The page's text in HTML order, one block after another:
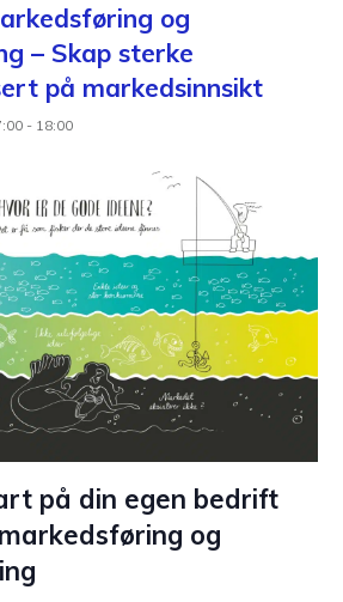
og
– Skap sterke
på markedsinnsikt
- 18:00
på din egen bedrift
og